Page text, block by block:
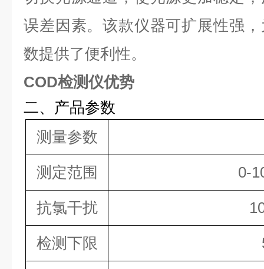
误差因素。该款仪器可扩展性强
数提供了便利性。
COD检测仪优势
二、产品参数
测量参数
测定范围
0-
抗氯干扰
检测下限